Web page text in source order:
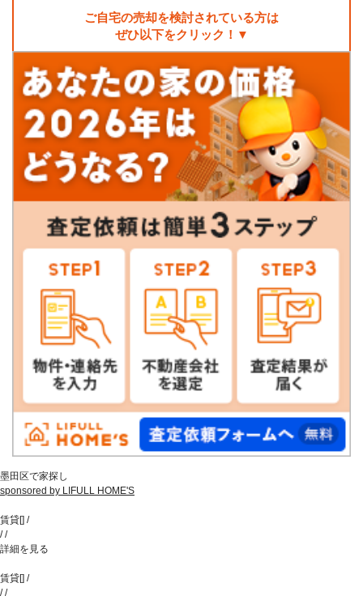
ご自宅の売却を検討されている方は
ぜひ以下をクリック！▼
墨田区で家探し
sponsored by LIFULL HOME'S
賃貸[] /
//
詳細を見る
賃貸[] /
//